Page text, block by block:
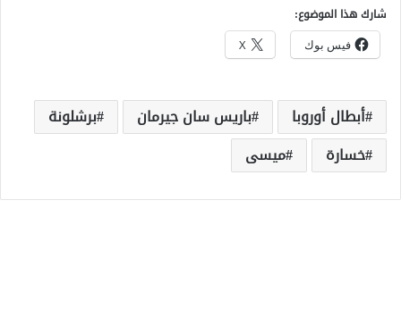
شارك هذا الموضوع:
فيس بوك X
أبطال أوروبا باريس سان جيرمان
برشلونة
خسارة
ميسى